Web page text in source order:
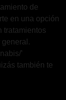
de
en una opción
tratamientos
general.
’
también te